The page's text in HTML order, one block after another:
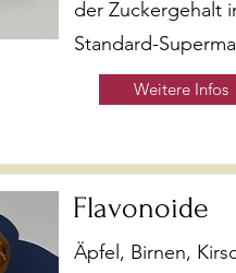
der Zuckergehalt
Standard-
Weitere Infos
Flavonoide
Äpfel, Birnen,